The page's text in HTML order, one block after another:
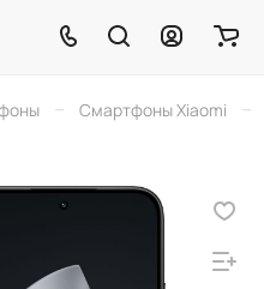
– Смартфоны Xiaomi –